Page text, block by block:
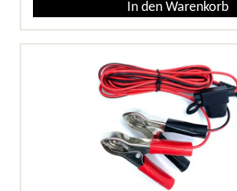
In den Warenkorb